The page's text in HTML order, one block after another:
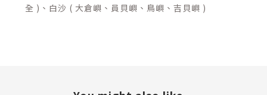
全 )、白沙 ( 大倉嶼、員貝嶼、鳥嶼、吉貝嶼 )